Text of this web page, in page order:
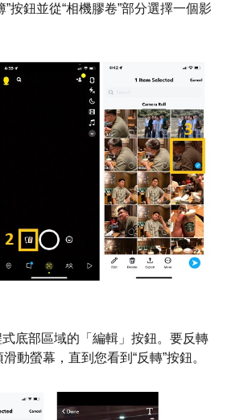
”按鈕並從“相機膠卷”部分選擇一個影
底部區域的「編輯」按鈕。要反轉
動螢幕，直到您看到“反轉”按鈕。